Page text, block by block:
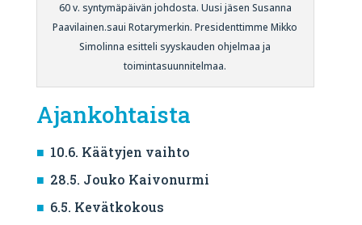
60 v. syntymäpäivän johdosta. Uusi jäsen Susanna
Paavilainen.saui Rotarymerkin. Presidenttimme Mikko
Simolinna esitteli syyskauden ohjelmaa ja
toimintasuunnitelmaa.
Ajankohtaista
10.6. Käätyjen vaihto
28.5. Jouko Kaivonurmi
6.5. Kevätkokous